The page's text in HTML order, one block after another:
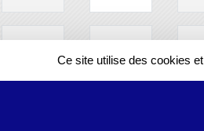
Ce site utilise des cookies